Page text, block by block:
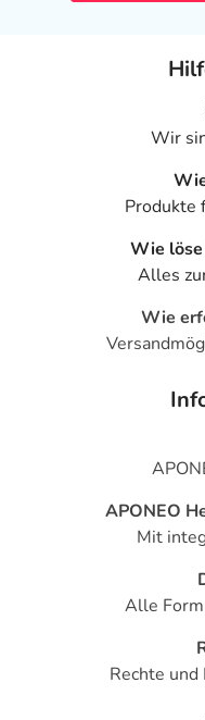
- Infektionen der
-
- Knochenbrüche, vor
Bei gleichzeitiger
gegen Diabetes kann
- Schwitzen, wenn es
- Hungergefühl
- Kopfschmerzen
- Schlafstörungen
- Missempfindungen,
oder Taubheit
Wir
Produkte
Wie löse
Alles
Wie
APONEO
Mit
Alle
Rechte und